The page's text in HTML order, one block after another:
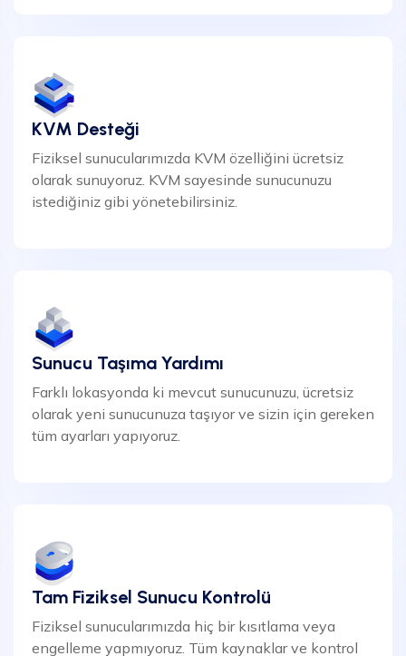
KVM Desteği
Fiziksel sunucularımızda KVM özelliğini ücretsiz
olarak sunuyoruz. KVM sayesinde sunucunuzu
istediğiniz gibi yönetebilirsiniz.
Sunucu Taşıma Yardımı
Farklı lokasyonda ki mevcut sunucunuzu, ücretsiz
olarak yeni sunucunuza taşıyor ve sizin için gereken
tüm ayarları yapıyoruz.
Tam Fiziksel Sunucu Kontrolü
Fiziksel sunucularımızda hiç bir kısıtlama veya
engelleme yapmıyoruz. Tüm kaynaklar ve kontrol